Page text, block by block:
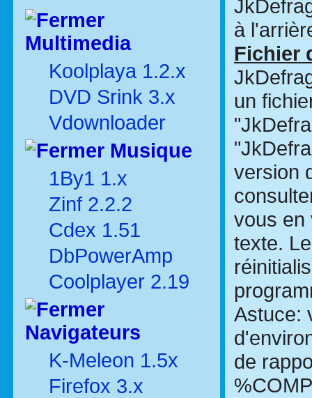
Multimedia
Koolplaya 1.2.x
DVD Srink 3.x
Vdownloader
Musique
1By1 1.x
Zinf 2.2.2
Cdex 1.51
DbPowerAmp
Coolplayer 2.19
Navigateurs
K-Meleon 1.5x
Firefox 3.x
à
Fichier
un
version
vous en
texte.
Astuce:
de